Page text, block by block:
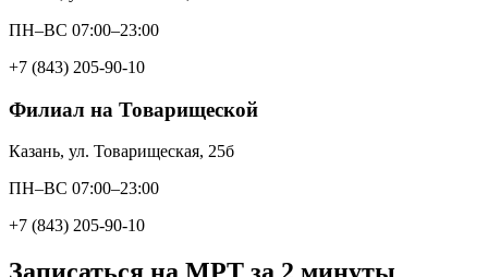
ПН–ВС 07:00–23:00
+7 (843) 205-90-10
Филиал на Товарищеской
Казань, ул. Товарищеская, 25б
ПН–ВС 07:00–23:00
+7 (843) 205-90-10